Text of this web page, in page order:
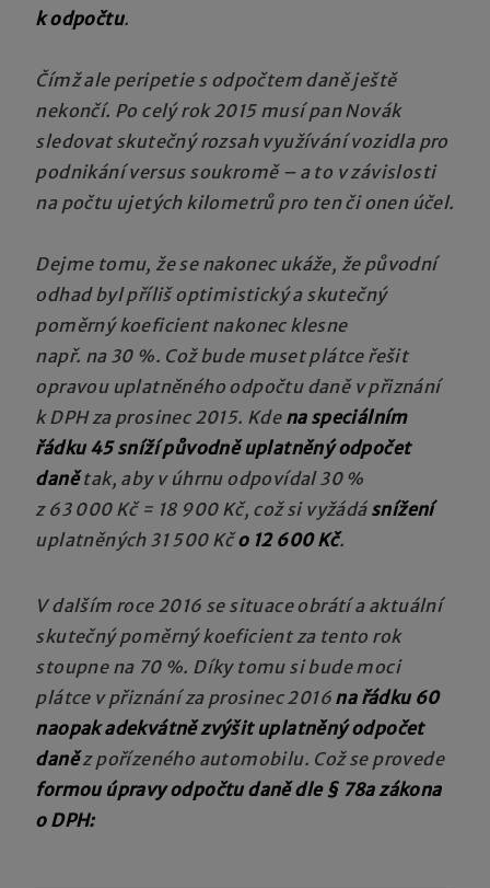
k odpočtu.
Čímž ale peripetie s odpočtem daně ještě
nekončí. Po celý rok 2015 musí pan Novák
sledovat skutečný rozsah využívání vozidla pro
podnikání versus soukromě – a to v závislosti
na počtu ujetých kilometrů pro ten či onen účel.
Dejme tomu, že se nakonec ukáže, že původní
odhad byl příliš optimistický a skutečný
poměrný koeficient nakonec klesne
např. na 30 %. Což bude muset plátce řešit
opravou uplatněného odpočtu daně v přiznání
k DPH za prosinec 2015. Kde na speciálním
řádku 45 sníží původně uplatněný odpočet
danětak, aby v úhrnu odpovídal 30 %
z 63 000 Kč = 18 900 Kč, což si vyžádá snížení
uplatněných 31 500 Kčo 12 600 Kč.
V dalším roce 2016 se situace obrátí a aktuální
skutečný poměrný koeficient za tento rok
stoupne na 70 %. Díky tomu si bude moci
plátce v přiznání za prosinec 2016 na řádku 60
naopak adekvátně zvýšit uplatněný odpočet
daněz pořízeného automobilu. Což se provede
formou úpravy odpočtu daně dle § 78a zákona
o DPH: